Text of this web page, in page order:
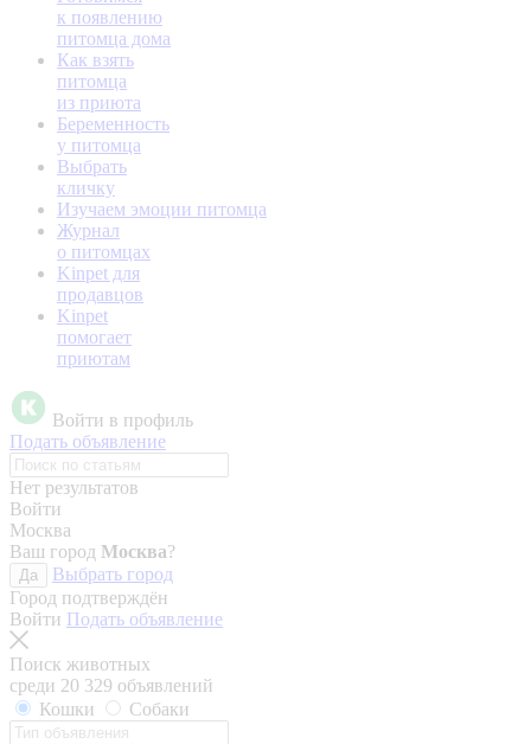
к появлению
питомца дома
Как взять
питомца
из приюта
Беременность
у питомца
Выбрать
кличку
Изучаем эмоции питомца
Журнал
о питомцах
Kinpet для
продавцов
Kinpet
помогает
приютам
Войти в профиль
Подать объявление
Нет результатов
Войти
Москва
Ваш город Москва?
Да
Выбрать город
Город подтверждён
Войти Подать объявление
Поиск животных
среди 20 329 объявлений
Кошки
Собаки